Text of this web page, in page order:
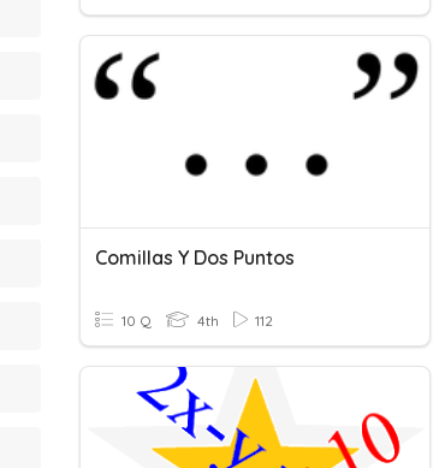
Comillas Y Dos Puntos
10 Q 4th 112